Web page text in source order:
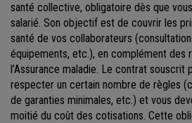
santé collective, obligatoire dès que
salarié. Son objectif est de couvrir les
santé de vos collaborateurs
équipements, etc.), en complément des
l’Assurance maladie. Le contrat souscrit
respecter un certain nombre de règles
de garanties minimales, etc.) et vous
moitié du coût des cotisations. Cette